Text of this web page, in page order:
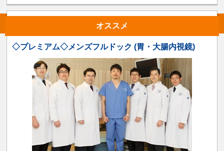
オススメ
◇プレミアム◇メンズフルドック (胃・大腸内視鏡)